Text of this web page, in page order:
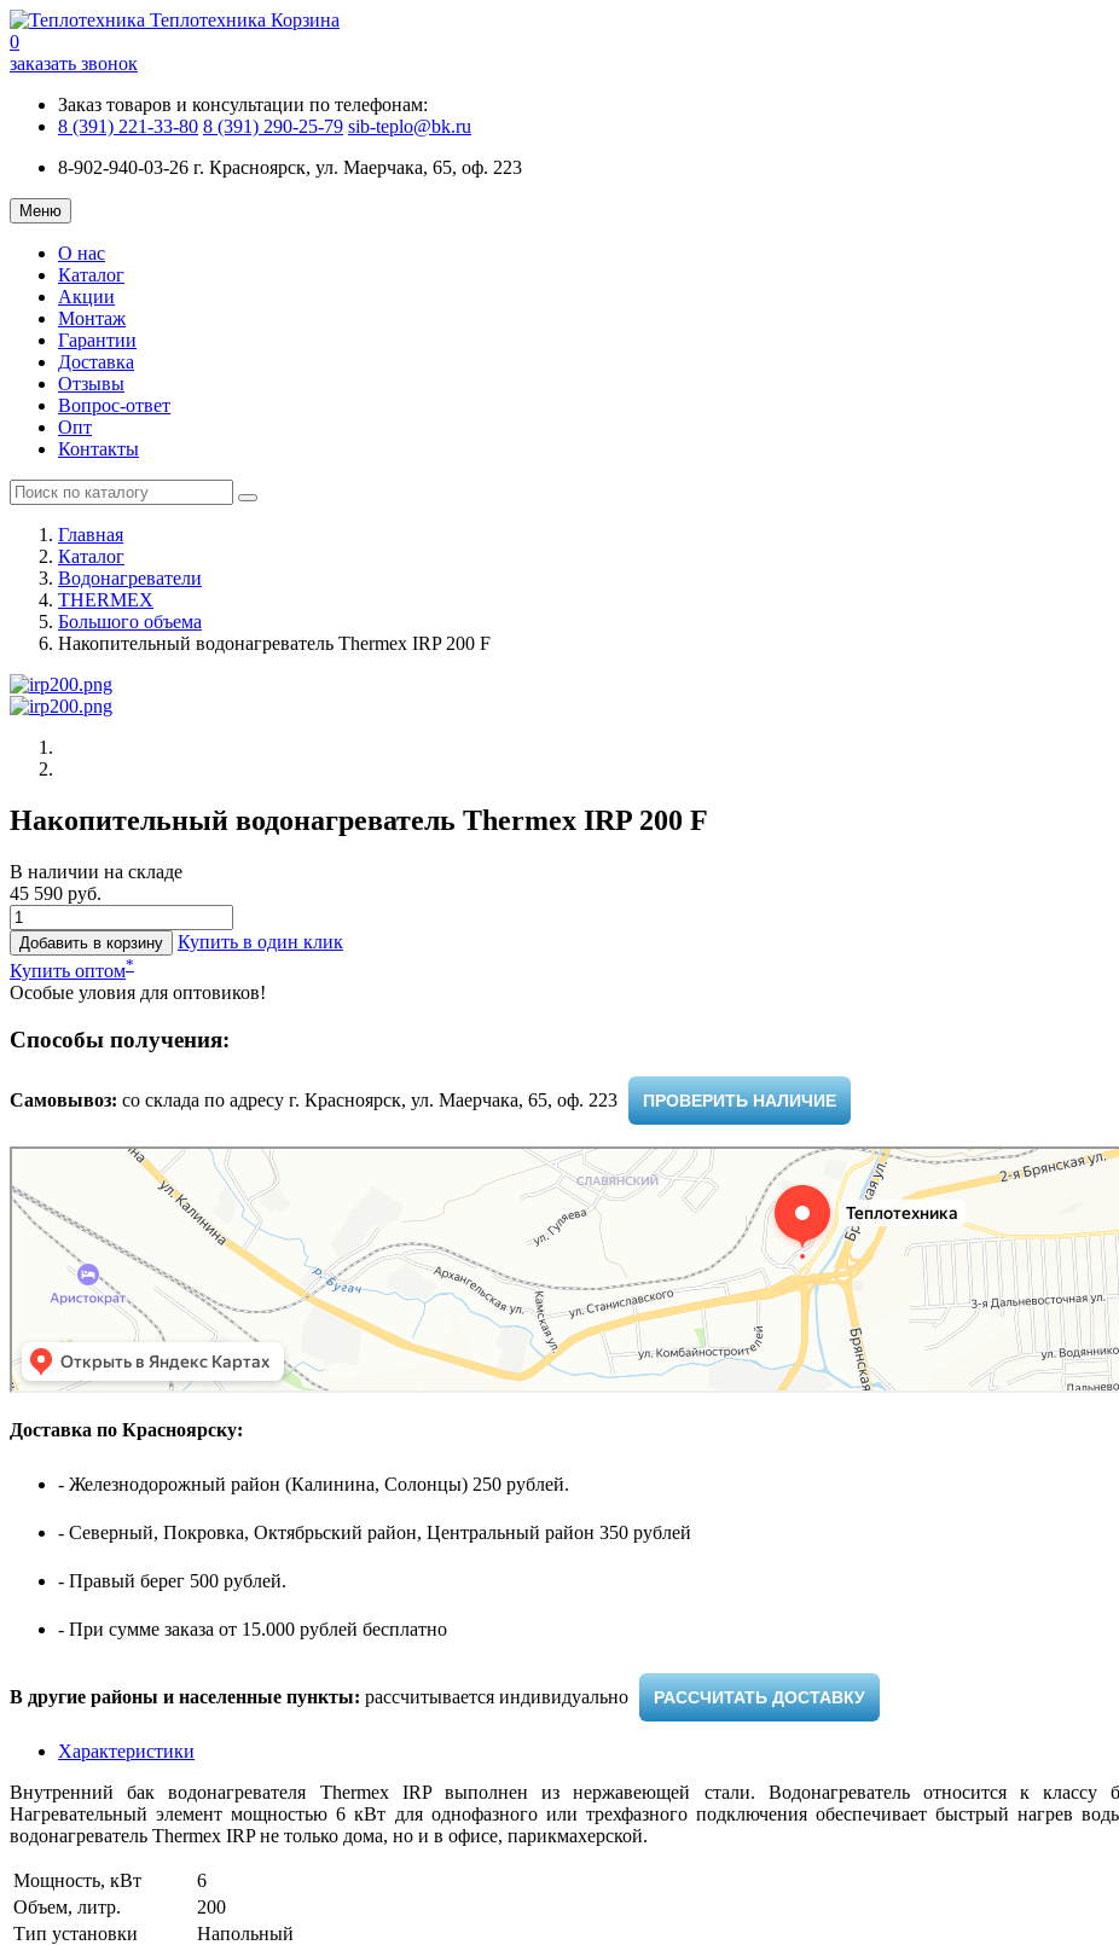
Теплотехника Корзина
0
заказать звонок
Заказ товаров и консультации по телефонам:
8 (391) 221-33-80 8 (391) 290-25-79 sib-teplo@bk.ru
8-902-940-03-26 г. Красноярск, ул. Маерчака, 65, оф. 223
Меню
О нас
Каталог
Акции
Монтаж
Гарантии
Доставка
Отзывы
Вопрос-ответ
Опт
Контакты
Главная
Каталог
Водонагреватели
THERMEX
Большого объема
Накопительный водонагреватель Thermex IRP 200 F
Накопительный водонагреватель Thermex IRP 200 F
В наличии на складе
45 590 руб.
Добавить в корзину
Купить в один клик
Купить оптом*
Особые уловия для оптовиков!
Способы получения:
Самовывоз: cо склада по адресу г. Красноярск, ул. Маерчака, 65, оф. 223 ​ ПРОВЕРИТЬ НАЛИЧИЕ
Доставка по Красноярску:
- Железнодорожный район (Калинина, Солонцы) 250 рублей.
- Северный, Покровка, Октябрьский район, Центральный район 350 рублей
- Правый берег 500 рублей.
- При сумме заказа от 15.000 рублей бесплатно
В другие районы и населенные пункты: рассчитывается индивидуально ​ РАССЧИТАТЬ ДОСТАВКУ
Характеристики
Внутренний бак водонагревателя Thermex IRP выполнен из нержавеющей стали. Водонагреватель относится к
Нагревательный элемент мощностью 6 кВт для однофазного или трехфазного подключения обеспечивает быстрый нагрев
водонагреватель Thermex IRP не только дома, но и в офисе, парикмахерской.
Мощность, кВт
6
Объем, литр.
200
Тип установки
Напольный